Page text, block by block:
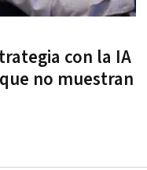
con la IA
no muestran